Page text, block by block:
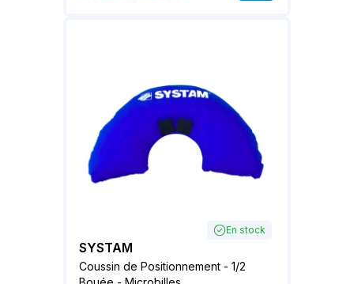
En stock
SYSTAM
Coussin de Positionnement - 1/2